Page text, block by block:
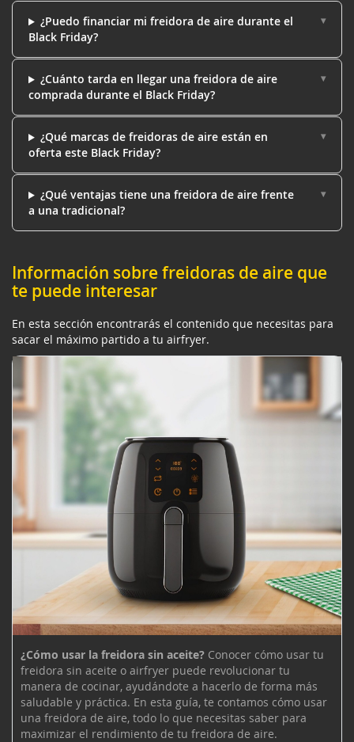
¿Puedo financiar mi freidora de aire durante el
Black Friday?
¿Cuánto tarda en llegar una freidora de aire
comprada durante el Black Friday?
¿Qué marcas de freidoras de aire están en
oferta este Black Friday?
¿Qué ventajas tiene una freidora de aire frente
a una tradicional?
Información sobre freidoras de aire que
te puede interesar
En esta sección encontrarás el contenido que necesitas para
sacar el máximo partido a tu airfryer.
¿Cómo usar la freidora sin aceite? Conocer cómo usar tu
freidora sin aceite o airfryer puede revolucionar tu
manera de cocinar, ayudándote a hacerlo de forma más
saludable y práctica. En esta guía, te contamos cómo usar
una freidora de aire, todo lo que necesitas saber para
maximizar el rendimiento de tu freidora de aire.